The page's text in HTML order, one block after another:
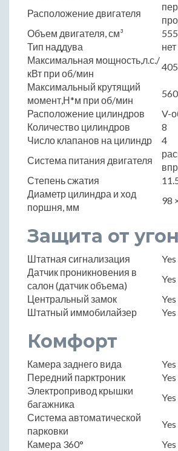
Расположение двигателя
Объем двигателя, см³
Тип наддува
нет
Максимальная мощность,л.с./
кВт при об/мин
Максимальный крутящий
момент,Н*м при об/мин
Расположение цилиндров
V-
Количество цилиндров
8
Число клапанов на цилиндр
4
Система питания двигателя
Степень сжатия
Диаметр цилиндра и ход
поршня, мм
98
Защита от
Штатная сигнализация
Yes
Датчик проникновения в
салон (датчик объема)
Yes
Центральный замок
Yes
Штатный иммобилайзер
Yes
Комфорт
Камера заднего вида
Yes
Передний парктроник
Yes
Электропривод крышки
багажника
Yes
Система автоматической
парковки
Yes
Камера 360°
Yes